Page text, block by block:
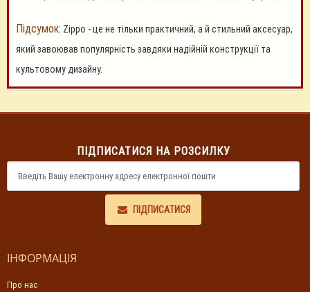
Підсумок: Zippo - це не тільки практичний, а й стильний аксесуар,
який завоював популярність завдяки надійній конструкції та
культовому дизайну.
ПІДПИСАТИСЯ НА РОЗСИЛКУ
ПІДПИСАТИСЯ
ІНФОРМАЦІЯ
Про нас